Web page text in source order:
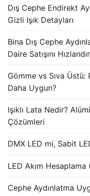
Işık
LED
İç
DMX Nedir?
Cephe
Cephe
Dış Cephe Endirekt
Gizli Işık Detayları
Bina Dış Cephe
Daire Satışını
Gömme vs Sıva
Daha Uygun?
Işıklı Lata Nedir?
Çözümleri
DMX LED mi, Sabit
LED Akım
Cephe Aydınlatma